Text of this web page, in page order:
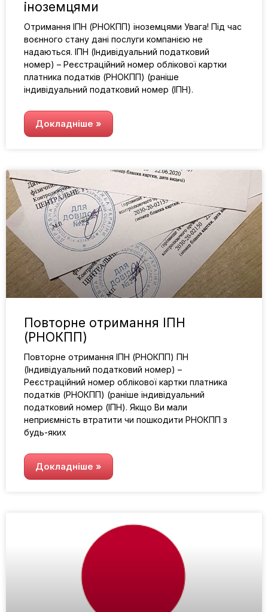
іноземцями
Отримання ІПН (РНОКПП) іноземцями Увага! Під час
воєнного стану дані послуги компанією не
надаються. ІПН (Індивідуальний податковий
номер) – Реєстраційний номер облікової картки
платника податків (РНОКПП) (раніше
індивідуальний податковий номер (ІПН).
Докладніше »
Повторне отримання ІПН
(РНОКПП)
Повторне отримання ІПН (РНОКПП) ПН
(Індивідуальний податковий номер) –
Реєстраційний номер облікової картки платника
податків (РНОКПП) (раніше індивідуальний
податковий номер (ІПН). Якщо Ви мали
неприємність втратити чи пошкодити РНОКПП з
будь-яких
Докладніше »